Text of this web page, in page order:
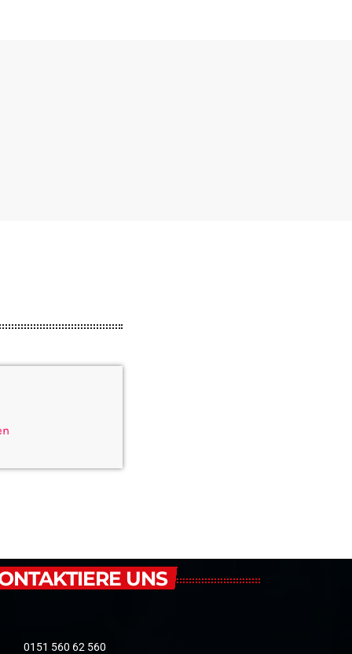
UNS
0151 560 62 560